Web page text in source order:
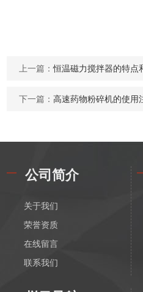
上一篇：恒温磁力搅拌器的特点
下一篇：高速药物粉碎机的使用
公司简介
关于我们
荣誉资质
在线留言
联系我们